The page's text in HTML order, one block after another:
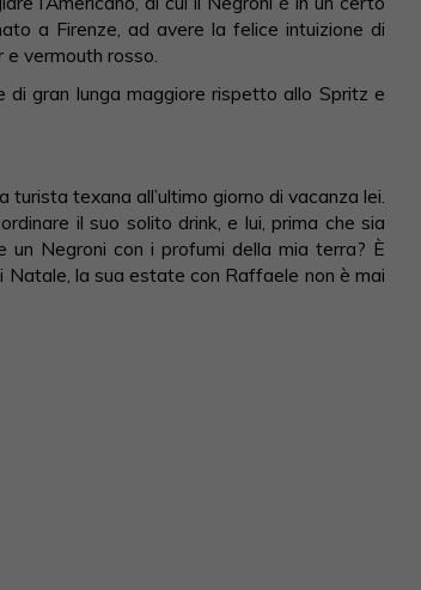
a Firenze, ad avere la felice intuizione di
e vermouth rosso.
di gran lunga maggiore rispetto allo Spritz e
texana all’ultimo giorno di vacanza lei.
il suo solito drink, e lui, prima che sia
un Negroni con i profumi della mia terra? È
Natale, la sua estate con Raffaele non è mai